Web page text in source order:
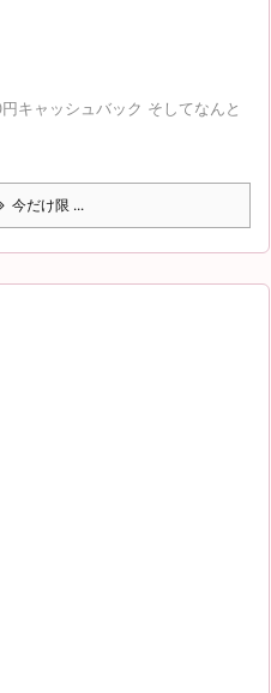
キャッシュバック そしてなんと
今だけ限 ...